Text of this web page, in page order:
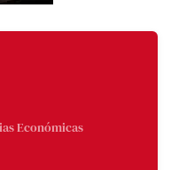
Económicas